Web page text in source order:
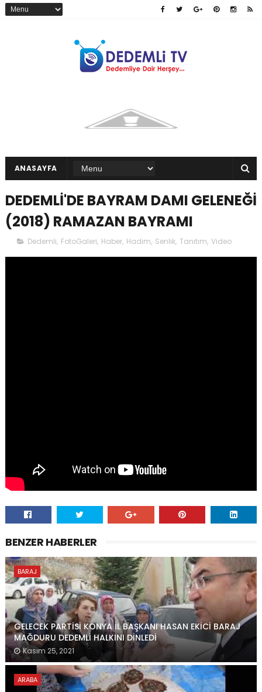
ANASAYFA
DEDEMLİ'DE BAYRAM DAMI GELENEĞİ
(2018) RAMAZAN BAYRAMI
Dedemli, FotoGaleri, Haber, Hadim, Senlik, Tanıtım, Video
BENZER HABERLER
BARAJ
GELECEK PARTİSİ KONYA İL BAŞKANI HASAN EKİCİ BARAJ
MAĞDURU DEDEMLİ HALKINI DİNLEDİ
Kasım 25, 2021
ARABA